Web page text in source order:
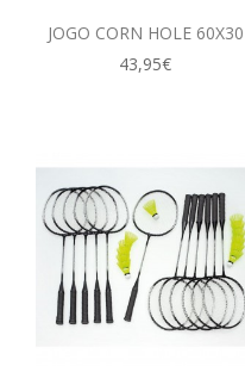
JOGO CORN HOLE 60X30
43,95€